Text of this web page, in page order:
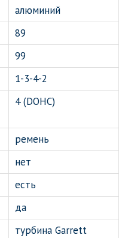
алюминий
89
99
1-3-4-2
4 (DOHC)
ремень
нет
есть
да
турбина Garrett